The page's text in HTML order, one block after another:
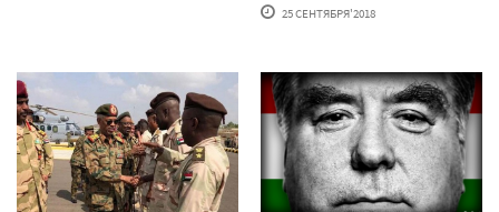
25 СЕНТЯБРЯ'2018